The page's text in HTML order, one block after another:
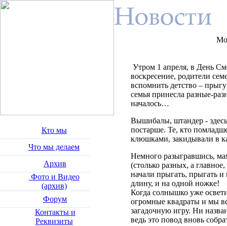
Кто мы
Что мы делаем
Архив
Фото и Видео
(архив)
Форум
Контакты и
Реквизиты
Утром 1 апреля, в День
воскресение, родители
вспомнить детство –
семья принесла разные-
началось…
Вышибалы, штандер -
постарше. Те, кто
клюшками, закидывали в
Немного разыгравшись,
(столько разных, а
начали прыгать, прыгать
длину, и на одной ножке!
Когда солнышко уже
огромные квадраты и мы
загадочную игру. Ни
ведь это повод вновь